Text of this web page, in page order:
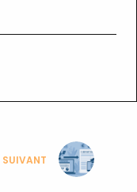
SUIVANT